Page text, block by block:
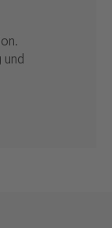
und